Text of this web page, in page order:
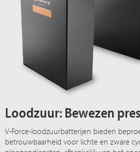
Loodzuur: Bewezen
V-Force-loodzuurbatterijen bieden
betrouwbaarheid voor lichte en zware